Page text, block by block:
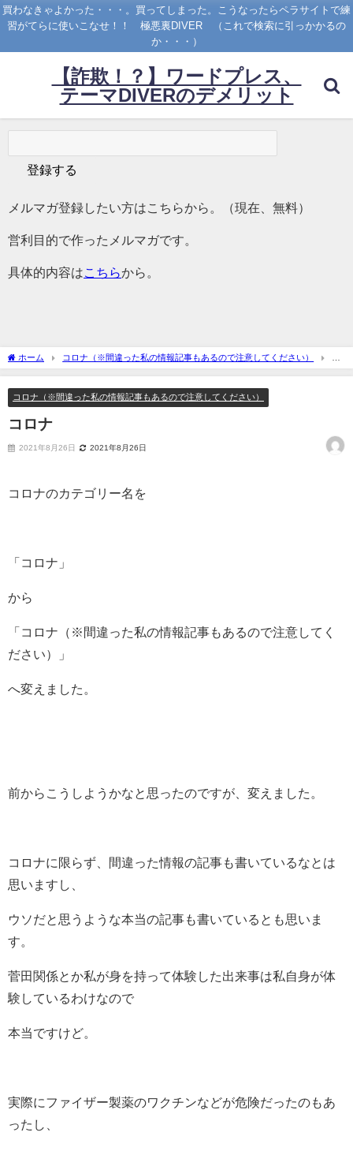
買わなきゃよかった・・・。買ってしまった。こうなったらペラサイトで練
習がてらに使いこなせ！！ 極悪裏DIVER （これで検索に引っかかるの
か・・・）
【詐欺！？】ワードプレス、
テーマDIVERのデメリット
メルマガ登録したい方はこちらから。（現在、無料）
営利目的で作ったメルマガです。
具体的内容は こちらから。
ホーム コロナ（※間違った私の情報記事もあるので注意してください）
ロナ
コロナ（※間違った私の情報記事もあるので注意してください）
コロナ
2021年8月26日 2021年8月26日
コロナのカテゴリー名を
「コロナ」
から
「コロナ（※間違った私の情報記事もあるので注意してく
ださい）」
へ変えました。
前からこうしようかなと思ったのですが、変えました。
コロナに限らず、間違った情報の記事も書いているなとは
思いますし、
ウソだと思うような本当の記事も書いているとも思いま
す。
菅田関係とか私が身を持って体験した出来事は私自身が体
験しているわけなので
本当ですけど。
実際にファイザー製薬のワクチンなどが危険だったのもあ
ったし、